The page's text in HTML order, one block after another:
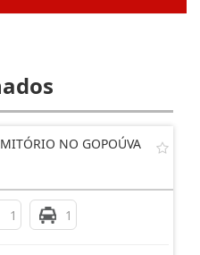
NO GOPOÚVA
1 1